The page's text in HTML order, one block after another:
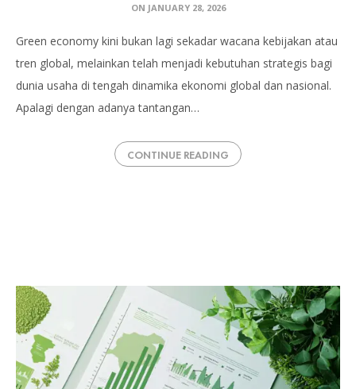
ON JANUARY 28, 2026
Green economy kini bukan lagi sekadar wacana kebijakan atau
tren global, melainkan telah menjadi kebutuhan strategis bagi
dunia usaha di tengah dinamika ekonomi global dan nasional.
Apalagi dengan adanya tantangan…
CONTINUE READING